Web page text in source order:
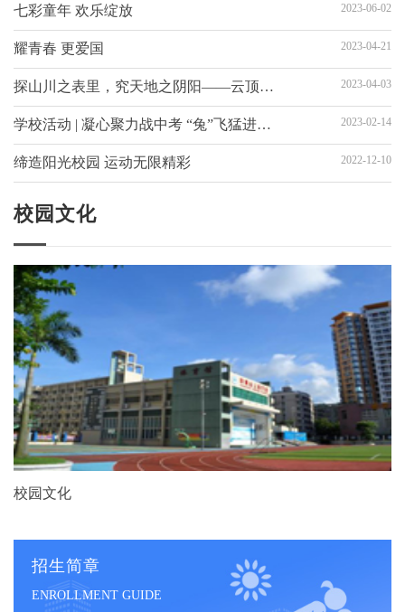
七彩童年 欢乐绽放 2023-06-02
耀青春 更爱国 2023-04-21
探山川之表里，究天地之阴阳——云顶初中部七、八年级贵州研学活动掠影 2023-04-03
学校活动 | 凝心聚力战中考 “兔”飞猛进启新程 2023-02-14
缔造阳光校园 运动无限精彩 2022-12-10
校园文化
校园文化
招生简章
ENROLLMENT GUIDE